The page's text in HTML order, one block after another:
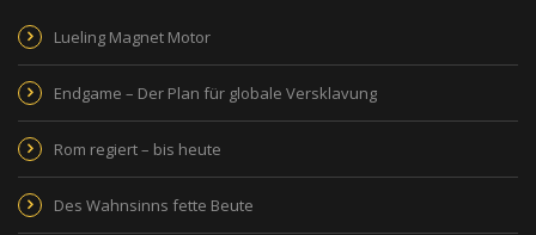
Lueling Magnet Motor
Endgame – Der Plan für globale Versklavung
Rom regiert – bis heute
Des Wahnsinns fette Beute